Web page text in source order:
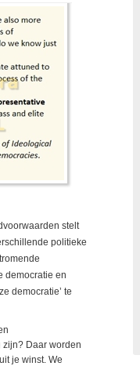
stelt
politieke
democratie en
democratie’ te
Daar worden
je winst. We